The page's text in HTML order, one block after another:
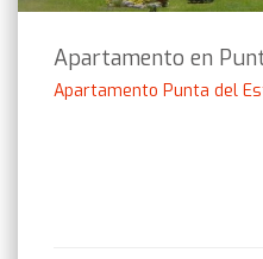
Apartamento en
Apartamento Punta del